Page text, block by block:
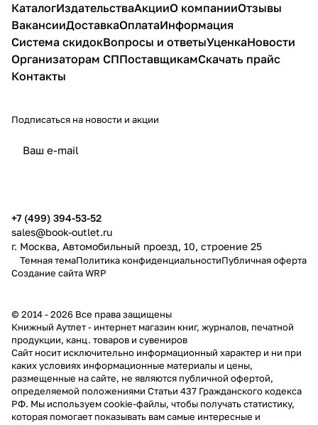
КаталогИздательстваАкцииО компанииОтзывы
ВакансииДоставкаОплатаИнформация
Система скидокВопросы и ответыУценкаНовости
Организаторам СППоставщикамСкачать прайс
Контакты
Подписаться на новости и акции
+7 (499) 394-53-52
sales@book-outlet.ru
г. Москва, Автомобильный проезд, 10, строение 25
Темная темаПолитика конфиденциальностиПубличная оферта
Создание сайтаWRP
© 2014 - 2026 Все права защищены
Книжный Аутлет - интернет магазин книг, журналов, печатной
продукции, канц. товаров и сувениров
Cайт носит исключительно информационный характер и ни при
каких условиях информационные материалы и цены,
размещенные на сайте, не являются публичной офертой,
определяемой положениями Статьи 437 Гражданского кодекса
РФ. Мы используем cookie-файлы, чтобы получать статистику,
которая помогает показывать вам самые интересные и